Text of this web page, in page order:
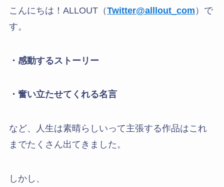
こんにちは！ALLOUT（Twitter@alllout_com ）で
す。
・感動するストーリー
・奮い立たせてくれる名言
など、人生は素晴らしいって主張する作品はこれ
までたくさん出てきました。
しかし、